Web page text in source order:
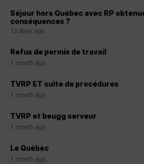
Séjour hors Québec avec RP
conséquences ?
12 days ago
Refus de permis de travail
1 month ago
TVRP ET suite de procédures
1 month ago
TVRP et beugg serveur
1 month ago
Le Québec
1 month ago